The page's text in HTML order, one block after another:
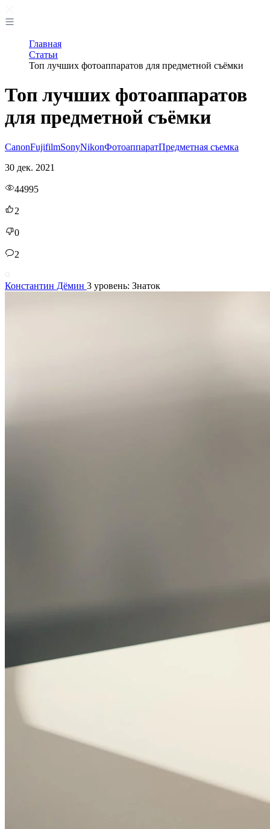
Главная
Статьи
Топ лучших фотоаппаратов для предметной съёмки
Топ лучших фотоаппаратов
для предметной съёмки
CanonFujifilmSonyNikonФотоаппаратПредметная съемка
30 дек. 2021
44995
2
0
2
Константин Дёмин 3 уровень: Знаток